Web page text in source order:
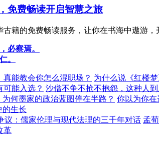
免费畅读开启智慧之旅
古籍的免费畅读服务，让你在书海中遨游
必察焉。
。
能教会你怎么混职场？ 为什么说《红楼
可能入选？ 沙僧不争不抢不抱怨，这种人
何墨家的政治蓝图停在半路？ 你以为你
的生长
议：儒家伦理与现代法理的三千年对话 孟
革